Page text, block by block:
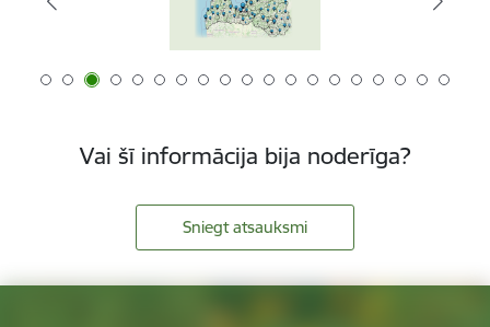
Vai šī informācija bija noderīga?
Sniegt atsauksmi